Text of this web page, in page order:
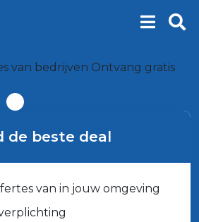
van bedrijven Ontvang gratis
de beste deal
van in jouw omgeving